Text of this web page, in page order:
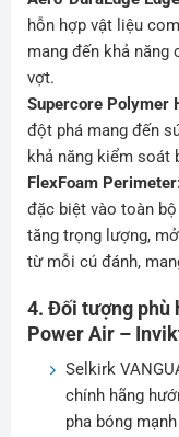
hỗn hợp vật liệu
mang đến khả năng
vợt.
Supercore Polymer
đột phá mang đến
khả năng kiểm soát
FlexFoam
đặc biệt vào toàn
tăng trọng lượng,
từ mỗi cú đánh,
4. Đối tượng phù
Power Air –
Selkirk
chính hãng
pha bóng